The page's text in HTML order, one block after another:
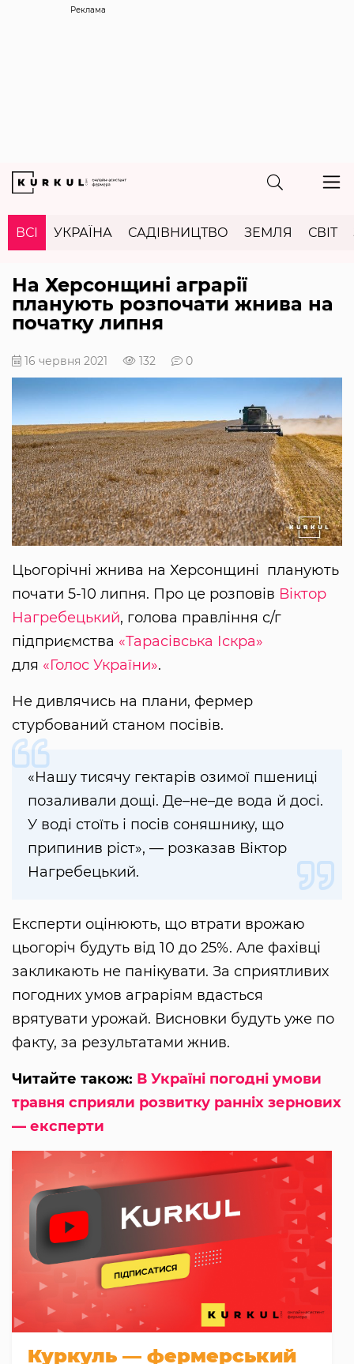
Реклама
ВСІ УКРАЇНА САДІВНИЦТВО ЗЕМЛЯ СВІТ
На Херсонщині аграрії
планують розпочати жнива на
початку липня
16 червня 2021 132 0
Цьогорічні жнива на Херсонщині планують
почати 5-10 липня. Про це розповів Віктор
Нагребецький, голова правління с/г
підприємства «Тарасівська Іскра»
для «Голос України».
Не дивлячись на плани, фермер
стурбований станом посівів.
«Нашу тисячу гектарів озимої пшениці
позаливали дощі. Де–не–де вода й досі.
У воді стоїть і посів соняшнику, що
припинив ріст», — розказав Віктор
Нагребецький.
Експерти оцінюють, що втрати врожаю
цьогоріч будуть від 10 до 25%. Але фахівці
закликають не панікувати. За сприятливих
погодних умов аграріям вдасться
врятувати урожай. Висновки будуть уже по
факту, за результатами жнив.
Читайте також: В Україні погодні умови
травня сприяли розвитку ранніх зернових
— експерти
Куркуль — фермерський